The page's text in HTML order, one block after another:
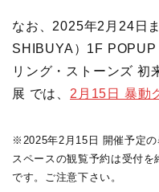
なお、2025年2月24日
SHIBUYA）1F
リング・ストーンズ 初
展 では、 2月15日 暴動
※2025年2月15日 開催予定
スペースの観覧予約は受付
です。ご注意下さい。